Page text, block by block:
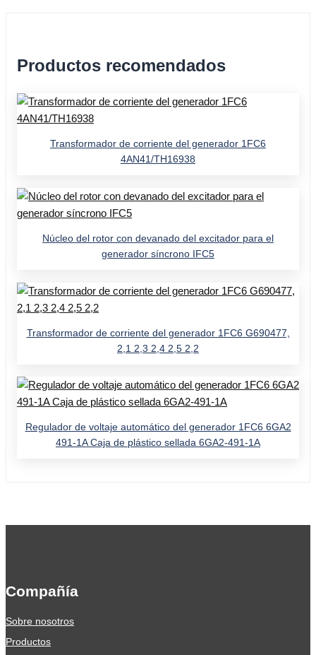
Productos recomendados
Transformador de corriente del generador 1FC6
4AN41/TH16938
Núcleo del rotor con devanado del excitador para el
generador síncrono IFC5
Transformador de corriente del generador 1FC6 G690477,
2,1 2,3 2,4 2,5 2,2
Regulador de voltaje automático del generador 1FC6 6GA2
491-1A Caja de plástico sellada 6GA2-491-1A
Compañía
Sobre nosotros
Productos